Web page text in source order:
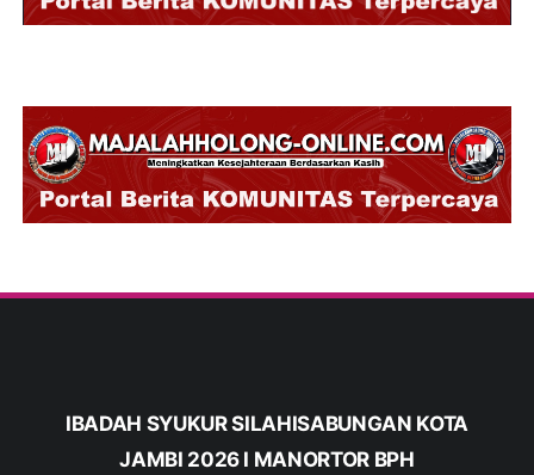
IBADAH SYUKUR SILAHISABUNGAN KOTA
JAMBI 2026 I MANORTOR BPH